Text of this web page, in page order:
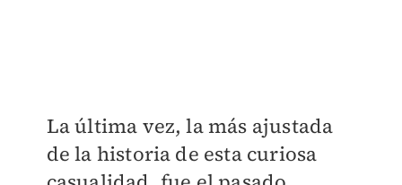
La última vez, la más ajustada
de la historia de esta curiosa